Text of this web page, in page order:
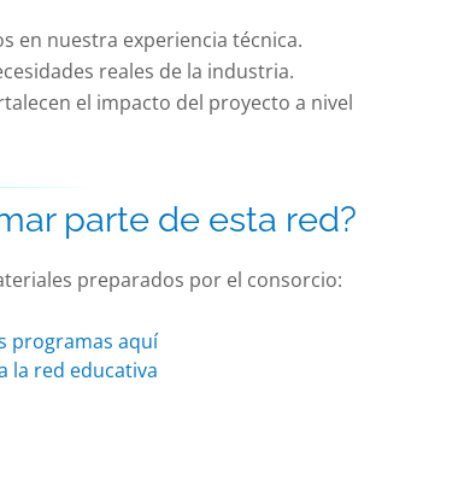
en nuestra experiencia técnica.
reales de la industria.
el impacto del proyecto a nivel
parte de esta red?
preparados por el consorcio:
programas aquí
la red educativa